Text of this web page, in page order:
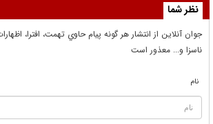
نظر شما
جوان آنلاين از انتشار هر گونه پيام حاوي تهمت، افترا،
ناسزا و... معذور است
نام